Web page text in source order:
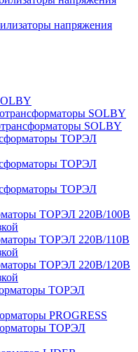
напряжения
SOLBY
SOLBY
ТОРЭЛ
ТОРЭЛ
ТОРЭЛ
ТОРЭЛ 220В/100В
ТОРЭЛ 220В/110В
ТОРЭЛ 220В/120В
ТОРЭЛ
PROGRESS
ТОРЭЛ